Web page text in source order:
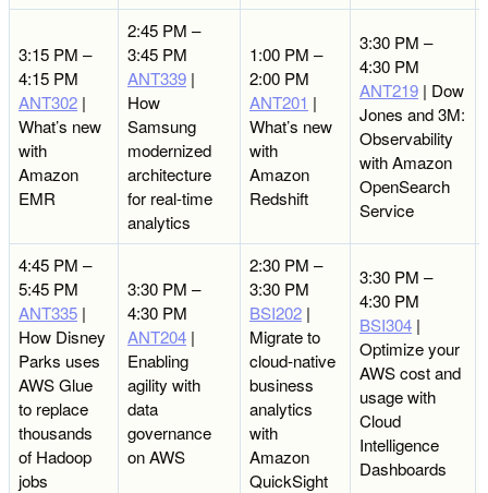
3:15 PM –
4:15 PM
ANT302 |
What’s new
with
Amazon
EMR
2:45 PM –
3:45 PM
ANT339 |
How
Samsung
modernized
architecture
for real-time
analytics
1:00 PM –
2:00 PM
ANT201 |
What’s new
with
Amazon
Redshift
3:30 PM –
4:30 PM
ANT219 | Dow
Jones and 3M:
Observability
with Amazon
OpenSearch
Service
4:45 PM –
5:45 PM
ANT335 |
How Disney
Parks uses
AWS Glue
to replace
thousands
of Hadoop
jobs
3:30 PM –
4:30 PM
ANT204 |
Enabling
agility with
data
governance
on AWS
2:30 PM –
3:30 PM
BSI202 |
Migrate to
cloud-native
business
analytics
with
Amazon
QuickSight
3:30 PM –
4:30 PM
BSI304 |
Optimize your
AWS cost and
usage with
Cloud
Intelligence
Dashboards